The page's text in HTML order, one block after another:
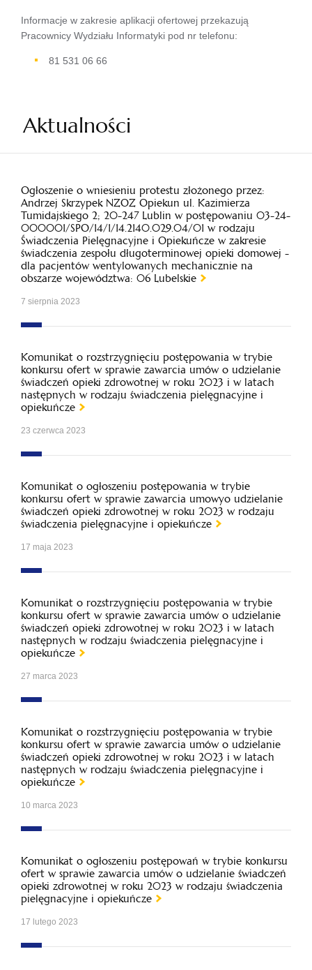
Informacje w zakresie aplikacji ofertowej przekazują
Pracownicy Wydziału Informatyki pod nr telefonu:
81 531 06 66
Aktualności
Ogłoszenie o wniesieniu protestu złożonego przez:
Andrzej Skrzypek NZOZ Opiekun ul. Kazimierza
Tumidajskiego 2; 20-247 Lublin w postępowaniu 03-24-
000001/SPO/14/1/14.2140.029.04/01 w rodzaju
Świadczenia Pielęgnacyjne i Opiekuńcze w zakresie
świadczenia zespołu długoterminowej opieki domowej -
dla pacjentów wentylowanych mechanicznie na
obszarze województwa: 06 Lubelskie
7 sierpnia 2023
Komunikat o rozstrzygnięciu postępowania w trybie
konkursu ofert w sprawie zawarcia umów o udzielanie
świadczeń opieki zdrowotnej w roku 2023 i w latach
następnych w rodzaju świadczenia pielęgnacyjne i
opiekuńcze
23 czerwca 2023
Komunikat o ogłoszeniu postępowania w trybie
konkursu ofert w sprawie zawarcia umowyo udzielanie
świadczeń opieki zdrowotnej w roku 2023 w rodzaju
świadczenia pielęgnacyjne i opiekuńcze
17 maja 2023
Komunikat o rozstrzygnięciu postępowania w trybie
konkursu ofert w sprawie zawarcia umów o udzielanie
świadczeń opieki zdrowotnej w roku 2023 i w latach
następnych w rodzaju świadczenia pielęgnacyjne i
opiekuńcze
27 marca 2023
Komunikat o rozstrzygnięciu postępowania w trybie
konkursu ofert w sprawie zawarcia umów o udzielanie
świadczeń opieki zdrowotnej w roku 2023 i w latach
następnych w rodzaju świadczenia pielęgnacyjne i
opiekuńcze
10 marca 2023
Komunikat o ogłoszeniu postępowań w trybie konkursu
ofert w sprawie zawarcia umów o udzielanie świadczeń
opieki zdrowotnej w roku 2023 w rodzaju świadczenia
pielęgnacyjne i opiekuńcze
17 lutego 2023